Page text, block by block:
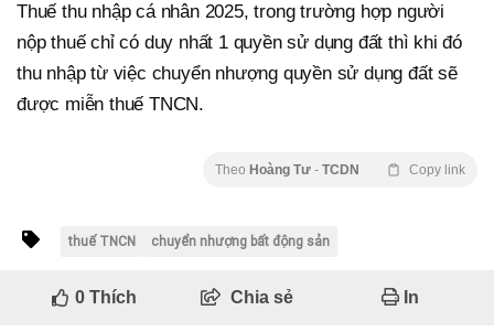
Thuế thu nhập cá nhân 2025, trong trường hợp người
nộp thuế chỉ có duy nhất 1 quyền sử dụng đất thì khi đó
thu nhập từ việc chuyển nhượng quyền sử dụng đất sẽ
được miễn thuế TNCN.
Theo Hoàng Tư - TCDN Copy link
thuế TNCN chuyển nhượng bất động sản
0Thích Chia sẻ In